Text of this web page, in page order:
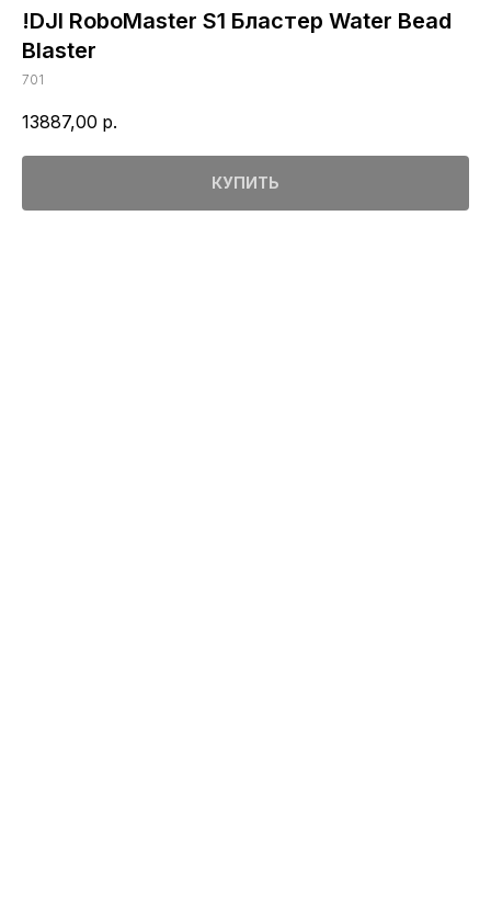
!DJI RoboMaster S1 Бластер Water Bead
Blaster
701
13887,00 р.
КУПИТЬ